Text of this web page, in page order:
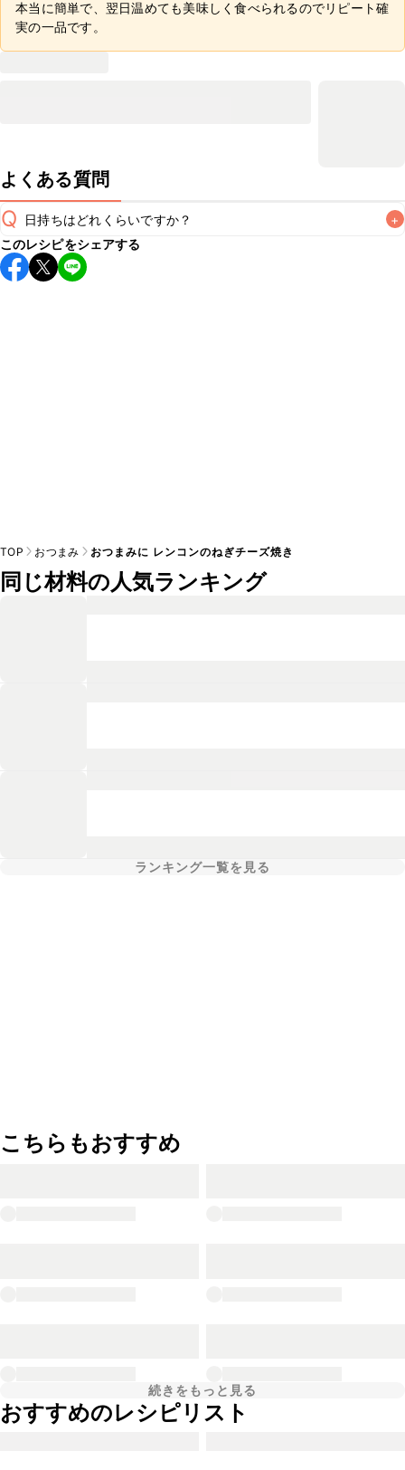
本当に簡単で、翌日温めても美味しく食べられるのでリピート確
実の一品です。
よくある質問
Q 日持ちはどれくらいですか？ +
保存期間は冷蔵で翌日中が目安です。なるべくお早めにお召
し上がりください。
このレシピをシェアする
TOP おつまみ おつまみに レンコンのねぎチーズ焼き
同じ材料の人気ランキング
ランキング一覧を見る
こちらもおすすめ
続きをもっと見る
おすすめのレシピリスト